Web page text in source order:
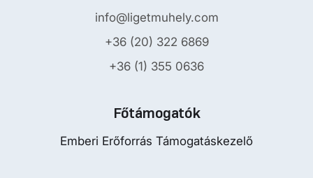
info@ligetmuhely.com
+36 (20) 322 6869
+36 (1) 355 0636
Főtámogatók
Emberi Erőforrás Támogatáskezelő